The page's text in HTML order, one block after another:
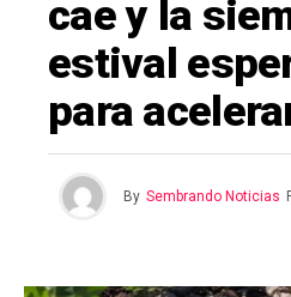
cae y la
estival
para
By Sembrando Noticias